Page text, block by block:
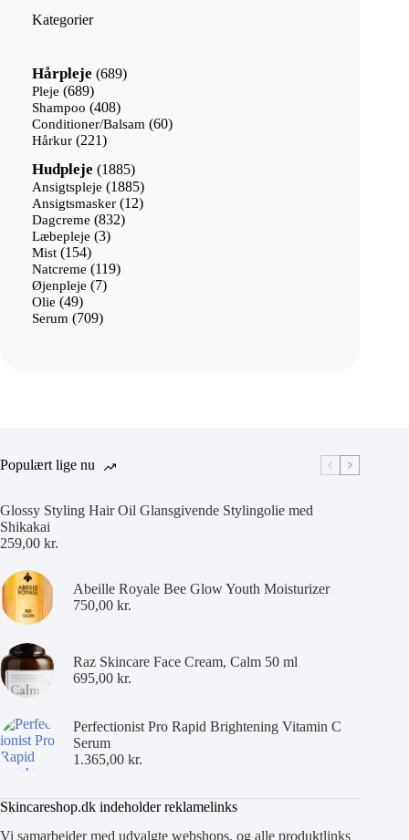
Kategorier
Hårpleje 689689
Pleje 689689
varer
Shampoo 408408
varer
Conditioner/Balsam 6060
Hårkur 221221
Hudpleje 18851885
varer
Ansigtspleje 18851885
varer
Ansigtsmasker 1212
Dagcreme 832832
Læbepleje 33
Mist 154154
varer
Natcreme 119119
Øjenpleje 77
Olie 4949
varer
Serum 709709
Populært lige nu
Glossy Styling Hair Oil Glansgivende Stylingolie med
Shikakai
259,00 kr.
Abeille Royale Bee Glow Youth Moisturizer
750,00 kr.
Raz Skincare Face Cream, Calm 50 ml
695,00 kr.
Perfectionist Pro Rapid Brightening Vitamin C
Serum
1.365,00 kr.
Skincareshop.dk indeholder reklamelinks
Vi samarbejder med udvalgte webshops, og alle produktlinks